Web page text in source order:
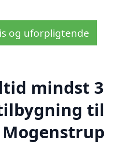
og uforpligtende
mindst 3
til